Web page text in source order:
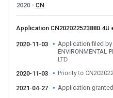
2020
CN
Application CN202022523880.4U
2020-11-03
Application filed by
ENVIRONMENTAL
LTD
2020-11-03
Priority to
2021-04-27 Application granted